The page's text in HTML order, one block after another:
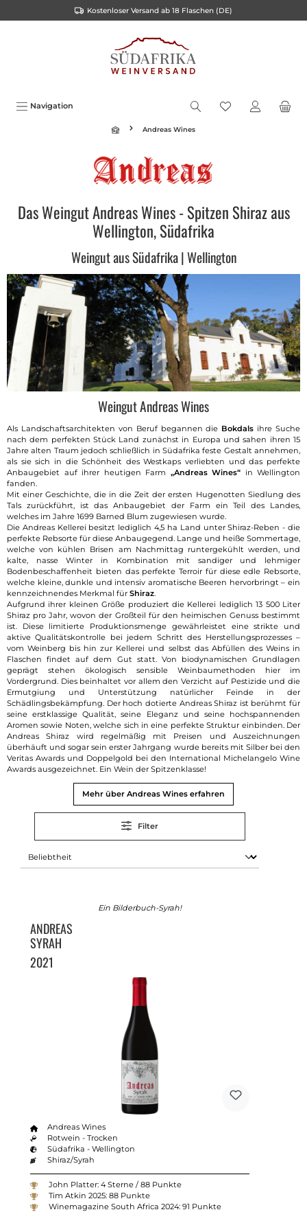
Kostenloser Versand ab 18 Flaschen (DE)
Navigation
Andreas Wines
Das Weingut Andreas Wines - Spitzen Shiraz aus
Wellington, Südafrika
Weingut aus Südafrika | Wellington
Weingut Andreas Wines
Als Landschaftsarchitekten von Beruf begannen die Bokdals ihre Suche
nach dem perfekten Stück Land zunächst in Europa und sahen ihren 15
Jahre alten Traum jedoch schließlich in Südafrika feste Gestalt annehmen,
als sie sich in die Schönheit des Westkaps verliebten und das perfekte
Anbaugebiet auf ihrer heutigen Farm „Andreas Wines“ in Wellington
fanden.
Mit einer Geschichte, die in die Zeit der ersten Hugenotten Siedlung des
Tals zurückführt, ist das Anbaugebiet der Farm ein Teil des Landes,
welches im Jahre 1699 Barned Blum zugewiesen wurde.
Die Andreas Kellerei besitzt lediglich 4,5 ha Land unter Shiraz-Reben - die
perfekte Rebsorte für diese Anbaugegend. Lange und heiße Sommertage,
welche von kühlen Brisen am Nachmittag runtergekühlt werden, und
kalte, nasse Winter in Kombination mit sandiger und lehmiger
Bodenbeschaffenheit bieten das perfekte Terroir für diese edle Rebsorte,
welche kleine, dunkle und intensiv aromatische Beeren hervorbringt – ein
kennzeichnendes Merkmal für Shiraz
Aufgrund ihrer kleinen Größe produziert die Kellerei lediglich 13 500 Liter
Shiraz pro Jahr, wovon der Großteil für den heimischen Genuss bestimmt
ist. Diese limitierte Produktionsmenge gewährleistet eine strikte und
aktive Qualitätskontrolle bei jedem Schritt des Herstellungsprozesses –
vom Weinberg bis hin zur Kellerei und selbst das Abfüllen des Weins in
Flaschen findet auf dem Gut statt. Von biodynamischen Grundlagen
geprägt stehen ökologisch sensible Weinbaumethoden hier im
Vordergrund. Dies beinhaltet vor allem den Verzicht auf Pestizide und die
Ermutgiung und Unterstützung natürlicher Feinde in der
Schädlingsbekämpfung. Der hoch dotierte Andreas Shiraz ist berühmt für
seine erstklassige Qualität, seine Eleganz und seine hochspannenden
Aromen sowie Noten, welche sich in eine perfekte Struktur einbinden. Der
Andreas Shiraz wird regelmäßig mit Preisen und Auszeichnungen
überhäuft und sogar sein erster Jahrgang wurde bereits mit Silber bei den
Veritas Awards und Doppelgold bei den International Michelangelo Wine
Awards ausgezeichnet. Ein Wein der Spitzenklasse!
Mehr über Andreas Wines erfahren
Filter
Ein Bilderbuch-Syrah!
ANDREAS
SYRAH
2021
Andreas Wines
Rotwein - Trocken
Südafrika - Wellington
Shiraz/Syrah
John Platter: 4 Sterne / 88 Punkte
Tim Atkin 2025: 88 Punkte
Winemagazine South Africa 2024: 91 Punkte